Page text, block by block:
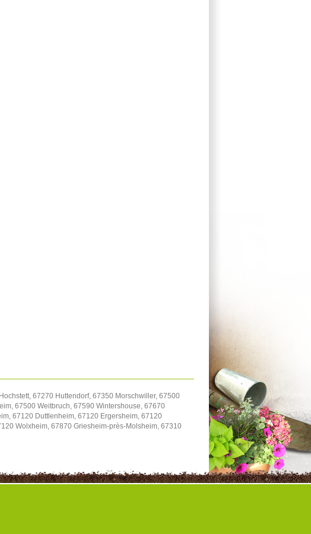
67270 Huttendorf, 67350 Morschwiller, 67500
67500 Weitbruch, 67590 Wintershouse, 67670
67120 Duttlenheim, 67120 Ergersheim, 67120
Wolxheim, 67870 Griesheim-près-Molsheim, 67310